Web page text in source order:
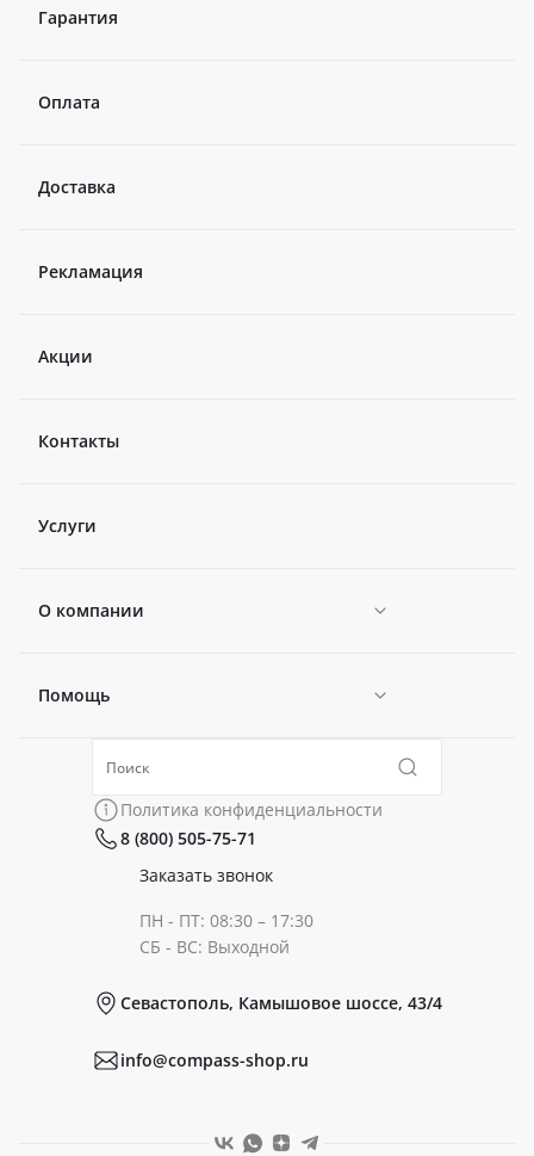
Гарантия
Оплата
Доставка
Рекламация
Акции
Контакты
Услуги
О компании
Новости
Политика конфиденциальности
Помощь
Коллекции
Политика конфиденциальности
8 (800) 505-75-71
Заказать звонок
ПН - ПТ: 08:30 – 17:30
СБ - ВС: Выходной
Севастополь, Камышовое шоссе, 43/4
info@compass-shop.ru